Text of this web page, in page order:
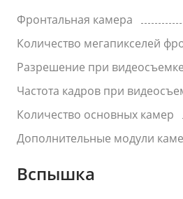
Фронтальная камера
Количество мегапикселей
Разрешение при
Частота кадров при
Количество основных камер
Дополнительные модули
Вспышка